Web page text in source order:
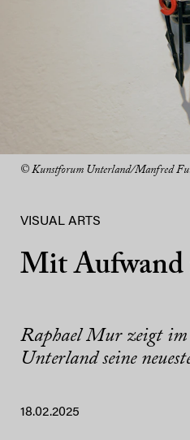
VISUAL ARTS
Mit Aufwand
Raphael Mur zeigt
Unterland seine
18.02.2025
© Kunstforum Unterland/Manfred